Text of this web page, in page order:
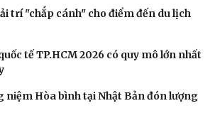
Câu chuyện thời sự
Cửa sổ tình yêu
Kể chuyện cho bé
trí "chắp cánh" cho điểm đến du lịch
tế TP.HCM 2026 có quy mô lớn nhất
niệm Hòa bình tại Nhật Bản đón lượng